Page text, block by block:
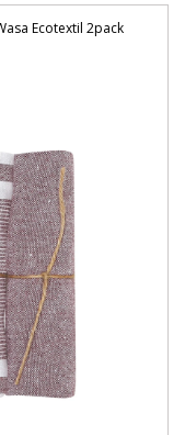
Ecotextil 2pack